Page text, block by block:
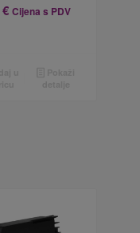
€ Cijena s PDV